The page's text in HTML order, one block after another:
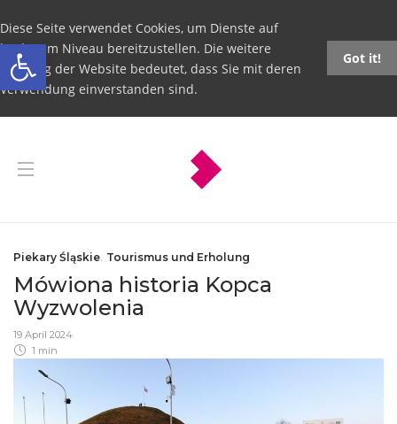
Open toolbar
Diese Seite verwendet Cookies, um Dienste auf
höchstem Niveau bereitzustellen. Die weitere
Nutzung der Website bedeutet, dass Sie mit deren
Verwendung einverstanden sind.
Got it!
Piekary Śląskie, Tourismus und Erholung
Mówiona historia Kopca
Wyzwolenia
19 April 2024
1 min